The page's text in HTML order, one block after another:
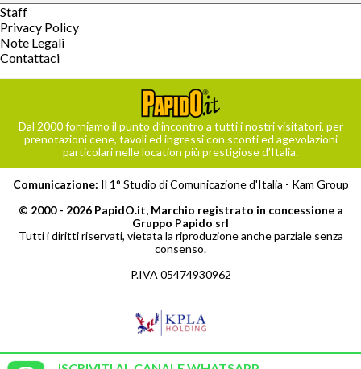
Staff
Privacy Policy
Note Legali
Contattaci
Dal 2000 forniamo il punto d’incontro a tutti i nostri visitatori, per
prenotazioni cene, tavoli ed ingressi con sconti ed agevolazioni
particolari nelle location più prestigiose d’Italia.
Comunicazione: Il 1° Studio di Comunicazione d'Italia - Kam Group
© 2000 - 2026 PapidO.it, Marchio registrato in concessione a
Gruppo Papido srl
Tutti i diritti riservati, vietata la riproduzione anche parziale senza
consenso.
P.IVA 05474930962